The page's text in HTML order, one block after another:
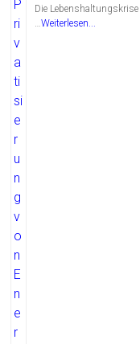
Die
…Weiterlesen...